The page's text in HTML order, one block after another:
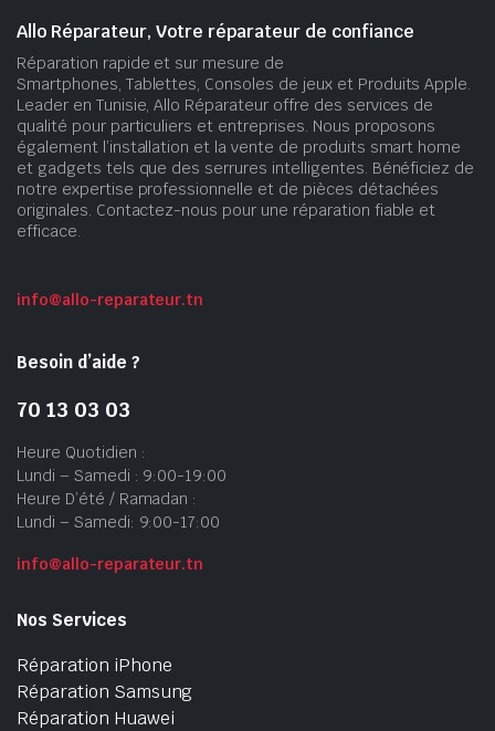
Allo Réparateur, Votre réparateur de confiance
Réparation rapide et sur mesure de
Smartphones, Tablettes, Consoles de jeux et Produits Apple.
Leader en Tunisie, Allo Réparateur offre des services de
qualité pour particuliers et entreprises. Nous proposons
également l’installation et la vente de produits smart home
et gadgets tels que des serrures intelligentes. Bénéficiez de
notre expertise professionnelle et de pièces détachées
originales. Contactez-nous pour une réparation fiable et
efficace.
info@allo-reparateur.tn
Besoin d’aide ?
70 13 03 03
Heure Quotidien :
Lundi – Samedi : 9:00-19:00
Heure D’été / Ramadan :
Lundi – Samedi: 9:00-17:00
info@allo-reparateur.tn
Nos Services
Réparation iPhone
Réparation Samsung
Réparation Huawei